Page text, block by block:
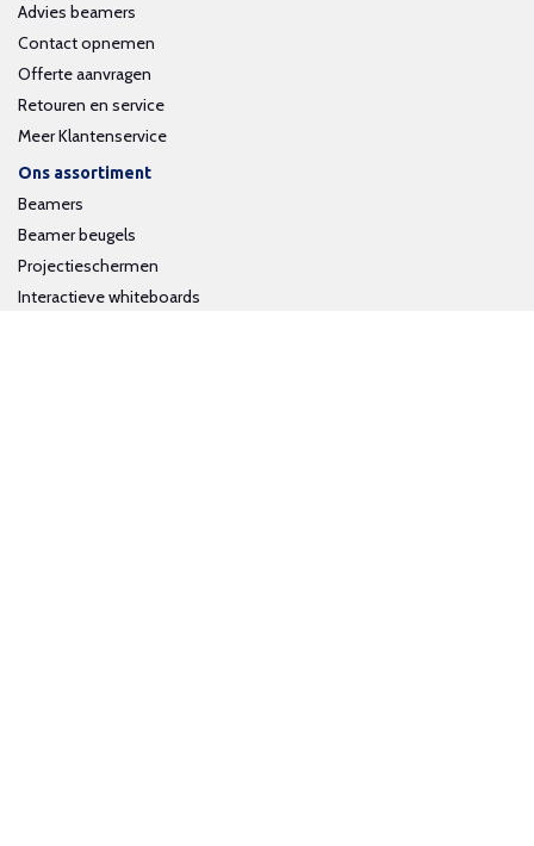
Advies beamers
Contact opnemen
Offerte aanvragen
Retouren en service
Meer Klantenservice
Ons assortiment
Beamers
Beamer beugels
Projectieschermen
Interactieve whiteboards